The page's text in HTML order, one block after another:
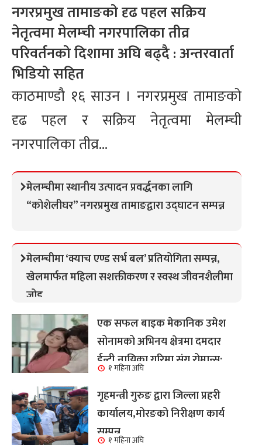
नगरप्रमुख तामाङको दृढ पहल सक्रिय
नेतृत्वमा मेलम्ची नगरपालिका तीव्र
परिवर्तनको दिशामा अघि बढ्दै : अन्तरवार्ता
भिडियो सहित
काठमाण्डौ १६ साउन । नगरप्रमुख तामाङको
दृढ पहल र सक्रिय नेतृत्वमा मेलम्ची
नगरपालिका तीव्र...
मेलम्चीमा स्थानीय उत्पादन प्रवर्द्धनका लागि
“कोशेलीघर” नगरप्रमुख तामाङद्वारा उद्घाटन सम्पन्न
मेलम्चीमा ‘क्याच एण्ड सर्भ बल’ प्रतियोगिता सम्पन्न,
खेलमार्फत महिला सशक्तीकरण र स्वस्थ जीवनशैलीमा
जोड
एक सफल बाइक मेकानिक उमेश
सोनामको अभिनय क्षेत्रमा दमदार
ईन्ट्री,नायिका गरिमा संग रोमान्स:
हेर्नुहोस भिडियो ।
१ महिना अघि
गृहमन्त्री गुरुङ द्वारा जिल्ला प्रहरी
कार्यालय,मोरङको निरीक्षण कार्य
सम्पन्न१ महिना अघि